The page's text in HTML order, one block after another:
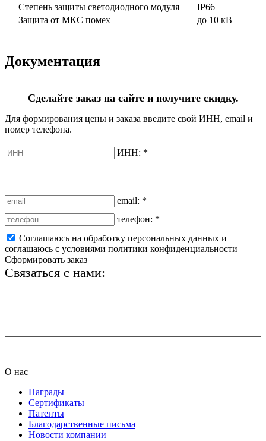
Степень защиты светодиодного модуля
IP66
Защита от МКС помех
до 10 кВ
Документация
Сделайте заказ на сайте и получите скидку.
Для формирования цены и заказа введите свой ИНН, email и
номер телефона.
ИНН: *
email: *
телефон: *
Соглашаюсь на обработку персональных данных и
соглашаюсь с условиями политики конфиденциальности
Сформировать заказ
Связаться с нами:
О нас
Награды
Сертификаты
Патенты
Благодарственные письма
Новости компании